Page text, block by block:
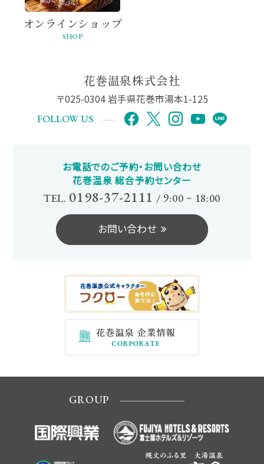
オンラインショップ
SHOP
花巻温泉株式会社
〒025-0304 岩手県花巻市湯本1-125
FOLLOW US
お電話でのご予約・お問い合わせ
花巻温泉 総合予約センター
TEL. 0198-37-2111 / 9:00 ~ 18:00
お問い合わせ
GROUP